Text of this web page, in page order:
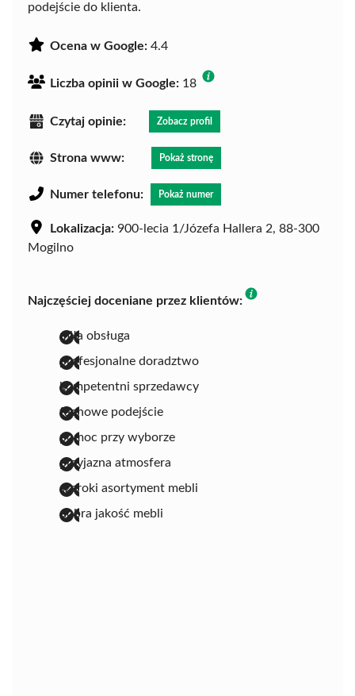
podejście do klienta.
Ocena w Google: 4.4
Liczba opinii w Google: 18
Czytaj opinie: Zobacz profil
Strona www: Pokaż stronę
Numer telefonu: Pokaż numer
Lokalizacja: 900-lecia 1/Józefa Hallera 2, 88-300
Mogilno
Najczęściej doceniane przez klientów:
miła obsługa
profesjonalne doradztwo
kompetentni sprzedawcy
fachowe podejście
pomoc przy wyborze
przyjazna atmosfera
szeroki asortyment mebli
dobra jakość mebli